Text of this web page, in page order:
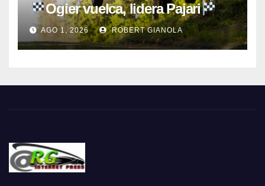
Ogier vuelca, lidera Pajari
AGO 1, 2026 ROBERT GIANOLA